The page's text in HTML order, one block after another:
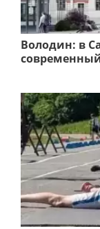
Володин: в